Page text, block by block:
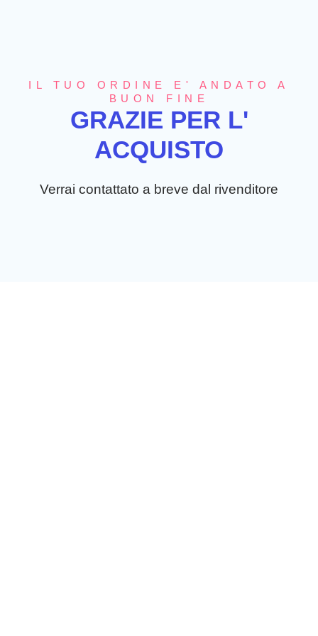
IL TUO ORDINE E' ANDATO A
BUON FINE
GRAZIE PER L'
ACQUISTO
Verrai contattato a breve dal rivenditore